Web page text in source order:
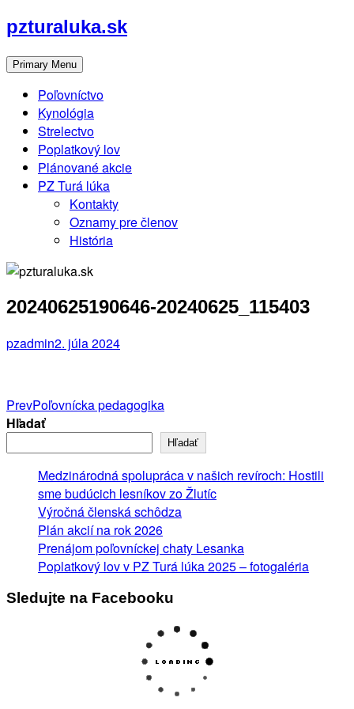
Skip
to
content
pzturaluka.sk
Primary Menu
Poľovníctvo
Kynológia
Strelectvo
Poplatkový lov
Plánované akcie
PZ Turá lúka
Kontakty
Oznamy pre členov
História
20240625190646-20240625_115403
pzadmin2. júla 2024
Post
navigation
PrevPoľovnícka pedagogika
Hľadať
Hľadať
Medzinárodná spolupráca v našich revíroch: Hostili
sme budúcich lesníkov zo Žlutíc
Výročná členská schôdza
Plán akcií na rok 2026
Prenájom poľovníckej chaty Lesanka
Poplatkový lov v PZ Turá lúka 2025 – fotogaléria
Sledujte na Facebooku